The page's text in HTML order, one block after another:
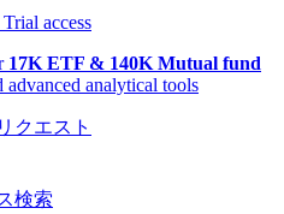
Trial access
17K ETF & 140K Mutual fund
advanced analytical tools
クエスト
検索